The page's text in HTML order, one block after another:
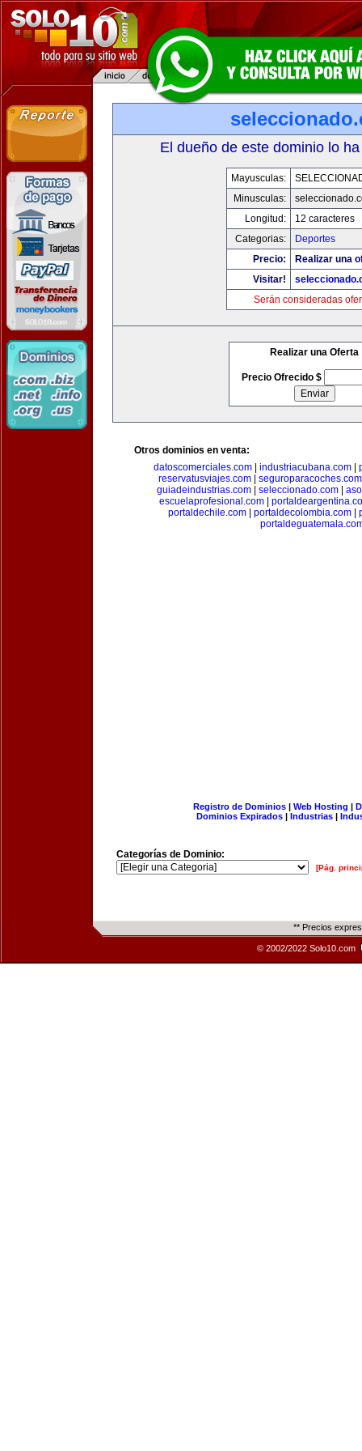
El dueño de este dominio lo
Mayusculas:
Minusculas:
Longitud:
12 caracteres
Categorias:
Deportes
Precio:
Realizar una
Visitar!
Serán consideradas
Realizar una Oferta
Precio Ofrecido $
Otros dominios en venta:
datoscomerciales.com| industriacubana.com|
reservatusviajes.com| seguroparacoches.com
guiadeindustrias.com
seleccionado.com
escuelaprofesional.com
portaldechile.com
portaldecolombia.com
Registro de Dominios| Web Hosting |
Dominios Expirados | Industrias |
Categorías de Dominio:
[Pág.
** Precios
© 2002/2022 Solo10.com